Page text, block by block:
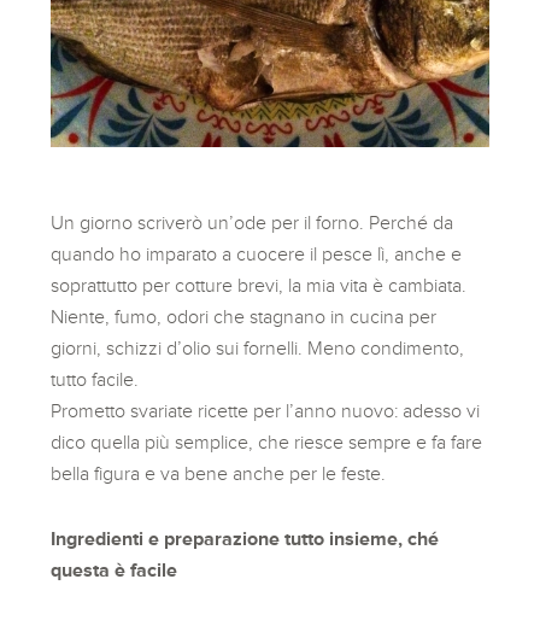
Un giorno scriverò un’ode per il forno. Perché da
quando ho imparato a cuocere il pesce lì, anche e
soprattutto per cotture brevi, la mia vita è cambiata.
Niente, fumo, odori che stagnano in cucina per
giorni, schizzi d’olio sui fornelli. Meno condimento,
tutto facile.
Prometto svariate ricette per l’anno nuovo: adesso vi
dico quella più semplice, che riesce sempre e fa fare
bella figura e va bene anche per le feste.
Ingredienti e preparazione tutto insieme, ché
questa è facile